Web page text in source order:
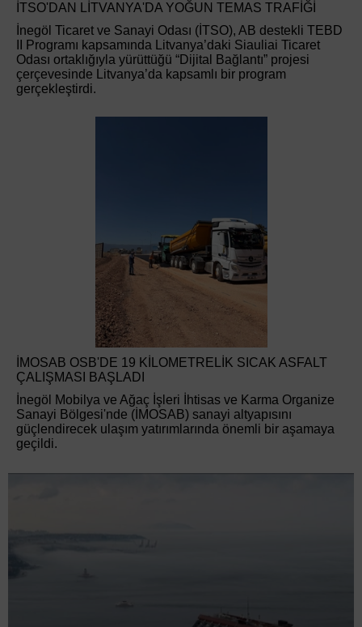
İTSO'DAN LİTVANYA'DA YOĞUN TEMAS TRAFİĞİ
İnegöl Ticaret ve Sanayi Odası (İTSO), AB destekli TEBD
II Programı kapsamında Litvanya’daki Siauliai Ticaret
Odası ortaklığıyla yürüttüğü “Dijital Bağlantı” projesi
çerçevesinde Litvanya’da kapsamlı bir program
gerçekleştirdi.
İMOSAB OSB'DE 19 KİLOMETRELİK SICAK ASFALT
ÇALIŞMASI BAŞLADI
İnegöl Mobilya ve Ağaç İşleri İhtisas ve Karma Organize
Sanayi Bölgesi'nde (İMOSAB) sanayi altyapısını
güçlendirecek ulaşım yatırımlarında önemli bir aşamaya
geçildi.